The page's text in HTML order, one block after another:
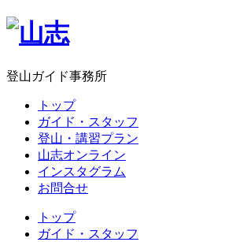
登山ガイド事務所
トップ
ガイド・スタッフ
登山・講習プラン
山志オンライン
インスタグラム
お問合せ
トップ
ガイド・スタッフ